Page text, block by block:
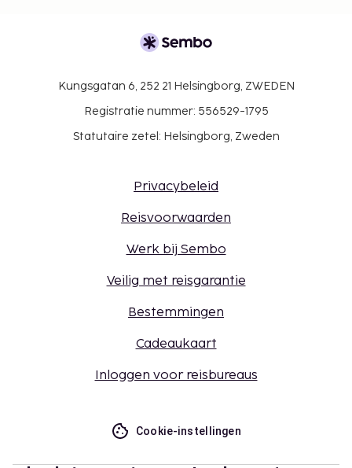
Kungsgatan 6, 252 21 Helsingborg, ZWEDEN
Registratie nummer: 556529-1795
Statutaire zetel: Helsingborg, Zweden
Privacybeleid
Reisvoorwaarden
Werk bij Sembo
Veilig met reisgarantie
Bestemmingen
Cadeaukaart
Inloggen voor reisbureaus
Cookie-instellingen